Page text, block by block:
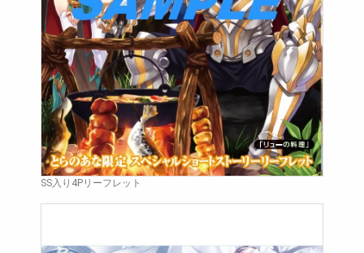
SS入り4Pリーフレット